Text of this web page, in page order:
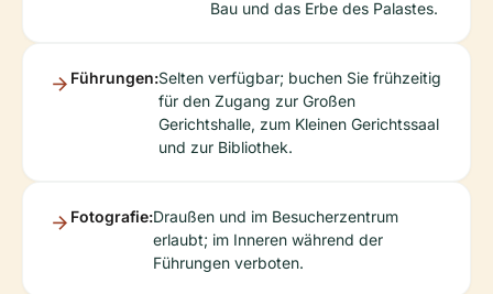
Bau und das Erbe des Palastes.
Führungen:Selten verfügbar; buchen Sie frühzeitig
für den Zugang zur Großen
Gerichtshalle, zum Kleinen Gerichtssaal
und zur Bibliothek.
Fotografie:Draußen und im Besucherzentrum
erlaubt; im Inneren während der
Führungen verboten.